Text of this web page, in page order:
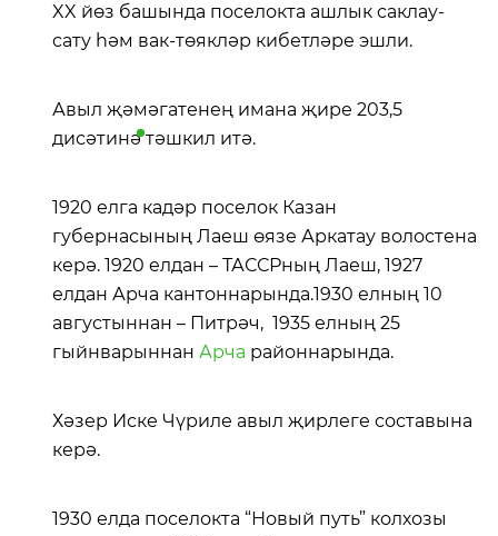
XX йөз башында поселокта ашлык саклау-
сату һәм вак-төякләр кибетләре эшли.
Авыл җәмәгатенең имана җире 203,5
дисәтинәтәшкил итә.
1920 елга кадәр поселок Казан
губернасының Лаеш өязе Аркатау волостена
керә. 1920 елдан – ТАССРның Лаеш, 1927
елдан Арча кантоннарында.1930 елның 10
августыннан – Питрәч, 1935 елның 25
гыйнварыннан Арча районнарында.
Хәзер Иске Чүриле авыл җирлеге составына
керә.
1930 елда поселокта “Новый путь” колхозы